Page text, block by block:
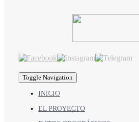
Toggle Navigation
INICIO
EL PROYECTO